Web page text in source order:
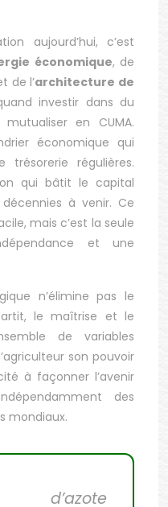
aujourd’hui, c’est
économique, de
de l’architecture de
investir dans du
en CUMA.
économique qui
trésorerie régulières.
qui bâtit le capital
à venir. Ce
mais c’est la seule
et une
n’élimine pas le
le maîtrise et le
de variables
son pouvoir
à façonner l’avenir
des
mondiaux.